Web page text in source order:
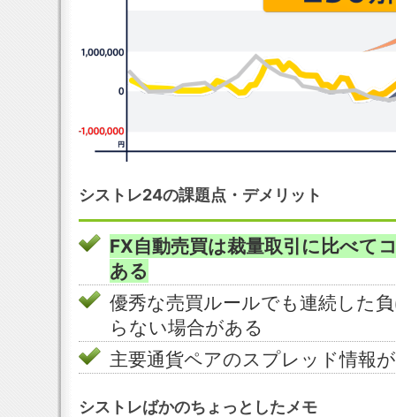
シストレ24の課題点・デメリット
FX自動売買は裁量取引に比べて
ある
優秀な売買ルールでも連続した
らない場合がある
主要通貨ペアのスプレッド情報
シストレばかのちょっとしたメモ